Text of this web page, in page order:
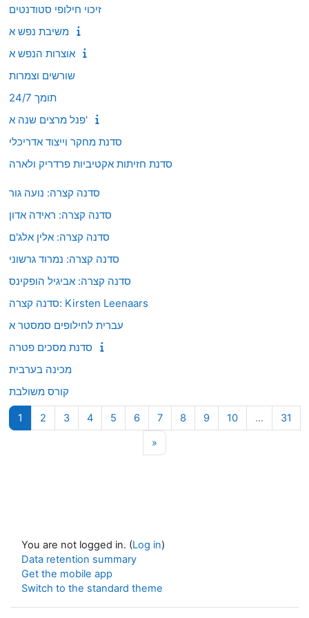
זיכוי חילופי סטודנטים
משיבת נפש א
אוצרות הנפש א
שורשים וצמרות
תומך 24/7
פנל מרצים שנה א'
סדנת מחקר וייצוד אדריכלי
סדנת חזיתות אקטיביות פרדריק ולארה
סדנה קצרה: נועה גור
סדנה קצרה: ראידה אדון
סדנה קצרה: אלין אלג'ם
סדנה קצרה: נמרוד גרשוני
סדנה קצרה: אביגיל הופקינס
סדנה קצרה: Kirsten Leenaars
עברית לחילופים סמסטר א
סדנת מסכים פטרה
מכינה בערבית
קורס משולבת
1 Page 1
2Page 2
3Page 3
4Page 4
5Page 5
6Page 6
7Page 7
8Page 8
9Page 9
10Page 10
… 31
»Next page
You are not logged in. (Log in)
Data retention summary
Get the mobile app
Switch to the standard theme